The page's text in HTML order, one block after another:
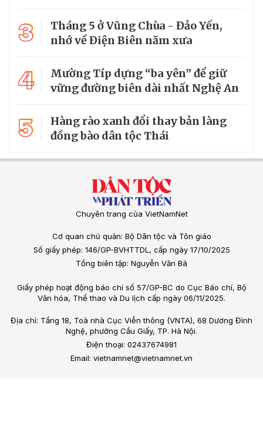
3
Tháng 5 ở Vũng Chùa - Đảo Yến,
nhớ về Điện Biên năm xưa
4
Mường Típ dựng “ba yên” để giữ
vững đường biên dài nhất Nghệ An
5
Hàng rào xanh đổi thay bản làng
đồng bào dân tộc Thái
Chuyên trang của VietNamNet
Cơ quan chủ quản: Bộ Dân tộc và Tôn giáo
Số giấy phép: 146/GP-BVHTTDL, cấp ngày 17/10/2025
Tổng biên tập: Nguyễn Văn Bá
Giấy phép hoạt động báo chí số 57/GP-BC do Cục Báo chí, Bộ
Văn hóa, Thể thao và Du lịch cấp ngày 06/11/2025.
Địa chỉ: Tầng 18, Toà nhà Cục Viễn thông (VNTA), 68 Dương Đình
Nghệ, phường Cầu Giấy, TP. Hà Nội.
Điện thoại: 02437674981
Email: vietnamnet@vietnamnet.vn